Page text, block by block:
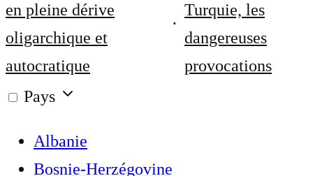
en pleine dérive
oligarchique et
autocratique
Turquie, les
dangereuses
provocations
Pays
Albanie
Bosnie-Herzégovine